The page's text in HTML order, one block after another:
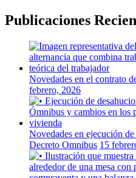
Publicaciones
Novedades en el contrato
febrero, 2026
Novedades en ejecución
Decreto Omnibus 15